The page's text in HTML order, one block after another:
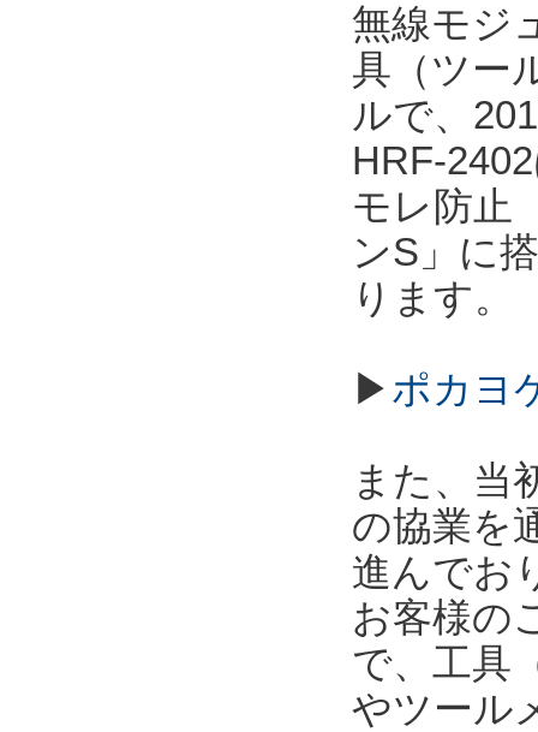
無線モジ
具（ツー
ルで、
HRF-
モレ防止
ンS」に
ります。
▶ポカヨ
また、当
の協業を
進んでお
お客様の
で、工具
やツール